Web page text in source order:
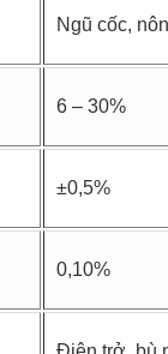
Ngũ cốc,
6 – 30%
±0,5%
0,10%